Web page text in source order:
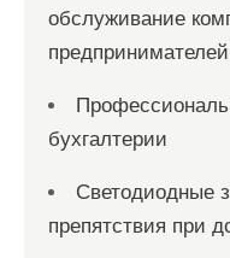
обслуживание
предпринимателей
бухгалтерии
Светодиодные
препятствия при